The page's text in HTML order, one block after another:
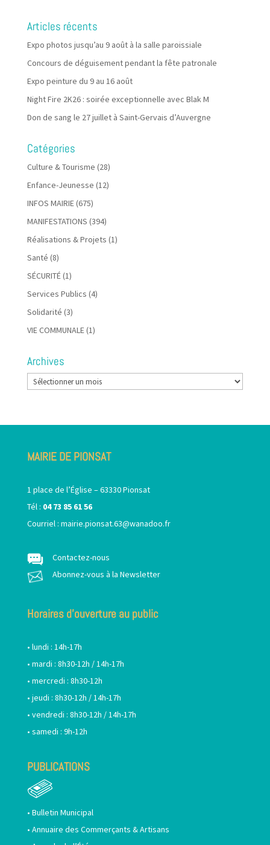
Articles récents
Expo photos jusqu’au 9 août à la salle paroissiale
Concours de déguisement pendant la fête patronale
Expo peinture du 9 au 16 août
Night Fire 2K26 : soirée exceptionnelle avec Blak M
Don de sang le 27 juillet à Saint-Gervais d’Auvergne
Catégories
Culture & Tourisme (28)
Enfance-Jeunesse (12)
INFOS MAIRIE(675)
MANIFESTATIONS (394)
Réalisations & Projets (1)
Santé (8)
SÉCURITÉ(1)
Services Publics (4)
Solidarité (3)
VIE COMMUNALE(1)
Archives
Archives
MAIRIE DE PIONSAT
1 place de l’Église – 63330 Pionsat
Tél : 04 73 85 61 56
Courriel : mairie.pionsat.63@wanadoo.fr
Contactez-nous
Abonnez-vous à la Newsletter
Horaires d’ouverture au public
• lundi : 14h-17h
• mardi : 8h30-12h / 14h-17h
• mercredi : 8h30-12h
• jeudi : 8h30-12h / 14h-17h
• vendredi : 8h30-12h / 14h-17h
• samedi : 9h-12h
PUBLICATIONS
• Bulletin Municipal
• Annuaire des Commerçants & Artisans